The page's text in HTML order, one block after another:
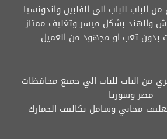
الباب للباب الي الفلبين واندونسيا
والهند بشكل ميسر وتغليف ممتاز
بدون تعب او مجهود من العميل
من الباب للباب الي جميع محافظات
مصر وسوريا
مجاني وشامل تكاليف الجمارك